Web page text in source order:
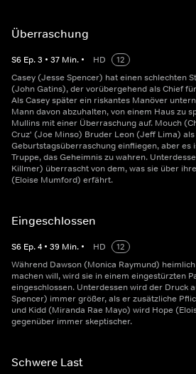
Überraschung
S6 Ep.3 • 37 Min. • HD
12
Casey (Jesse Spencer) hat einen schlechten
(John Gatins), der vorübergehend als Chief
Als Casey später ein riskantes Manöver
Mann davon abzuhalten, von einem Haus zu
Mullins mit einer Überraschung auf. Mouch
Cruz' (Joe Minso) Bruder Leon (Jeff Lima) als
Geburtstagsüberraschung einfliegen, aber es
Truppe, das Geheimnis zu wahren.
Killmer) überrascht von dem, was sie über
(Eloise Mumford) erfährt.
Eingeschlossen
S6 Ep.4 • 39 Min. • HD
12
Während Dawson (Monica Raymund)
machen will, wird sie in einem eingestürzten
eingeschlossen. Unterdessen wird der Druck
Spencer) immer größer, als er zusätzliche
und Kidd (Miranda Rae Mayo) wird Hope
gegenüber immer skeptischer.
Schwere Last